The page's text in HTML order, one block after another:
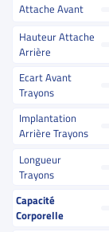
Attache Avant
Hauteur Attache
Arrière
Ecart Avant
Trayons
Implantation
Arrière Trayons
Longueur
Trayons
Capacité
Corporelle